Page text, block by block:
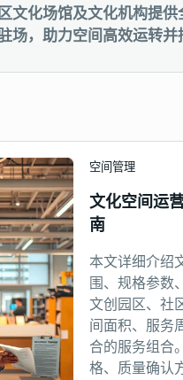
文化场馆及文化机构提
场，助力空间高效运转并
空间管理
文化空间运
南
本文详细介绍
围、规格参数
文创园区、社
间面积、服务
合的服务组合
格、质量确认